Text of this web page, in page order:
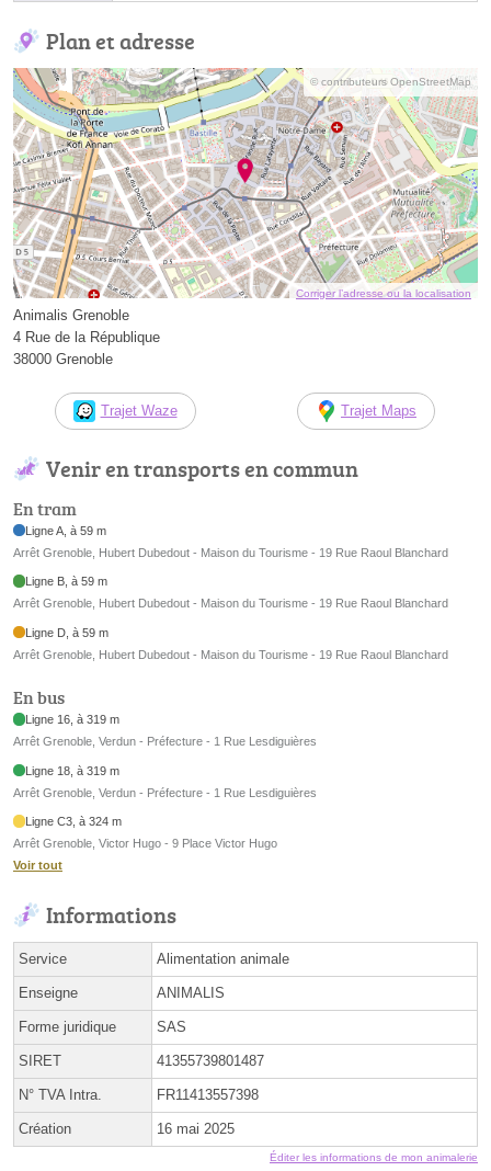
Plan et adresse
© contributeurs OpenStreetMap
Corriger l’adresse ou la localisation
Animalis Grenoble
4 Rue de la République
38000 Grenoble
Trajet Waze Trajet Maps
Venir en transports en commun
En tram
Ligne A, à 59 m
Arrêt Grenoble, Hubert Dubedout - Maison du Tourisme - 19 Rue Raoul Blanchard
Ligne B, à 59 m
Arrêt Grenoble, Hubert Dubedout - Maison du Tourisme - 19 Rue Raoul Blanchard
Ligne D, à 59 m
Arrêt Grenoble, Hubert Dubedout - Maison du Tourisme - 19 Rue Raoul Blanchard
En bus
Ligne 16, à 319 m
Arrêt Grenoble, Verdun - Préfecture - 1 Rue Lesdiguières
Ligne 18, à 319 m
Arrêt Grenoble, Verdun - Préfecture - 1 Rue Lesdiguières
Ligne C3, à 324 m
Arrêt Grenoble, Victor Hugo - 9 Place Victor Hugo
Voir tout
Informations
Service Alimentation animale
Enseigne ANIMALIS
Forme juridique SAS
SIRET 41355739801487
N° TVA Intra. FR11413557398
Création 16 mai 2025
Éditer les informations de mon animalerie